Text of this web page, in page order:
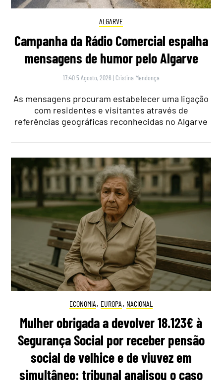
ALGARVE
Campanha da Rádio Comercial espalha
mensagens de humor pelo Algarve
17:40 5 Agosto, 2026 | Cristina Mendonça
As mensagens procuram estabelecer uma ligação
com residentes e visitantes através de
referências geográficas reconhecidas no Algarve
ECONOMIA, EUROPA , NACIONAL
Mulher obrigada a devolver 18.123€ à
Segurança Social por receber pensão
social de velhice e de viuvez em
simultâneo: tribunal analisou o caso